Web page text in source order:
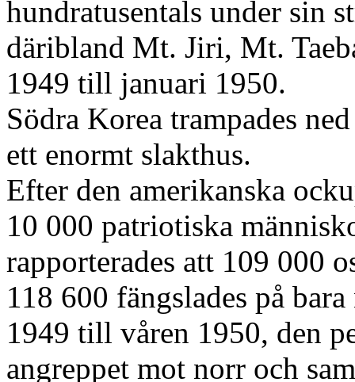
hundratusentals under sin
däribland Mt. Jiri, Mt.
1949 till januari 1950.
Södra Korea trampades
ett enormt slakthus.
Efter den amerikanska
10 000 patriotiska
rapporterades att 109 000
118 600 fängslades på
1949 till våren 1950, den
angreppet mot norr och